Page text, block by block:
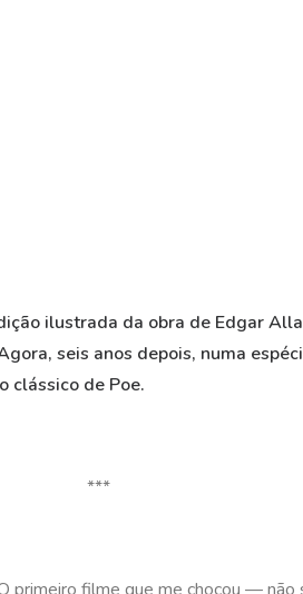
ilustrada da obra de Edgar
seis anos depois, numa
clássico de Poe.
***